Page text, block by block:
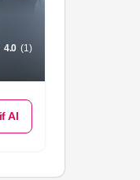
4.0 (1)
Al